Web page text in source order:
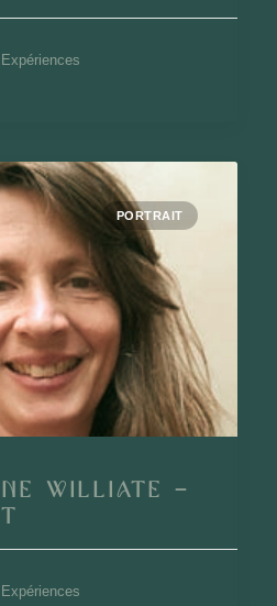
PORTRAIT
Williate –